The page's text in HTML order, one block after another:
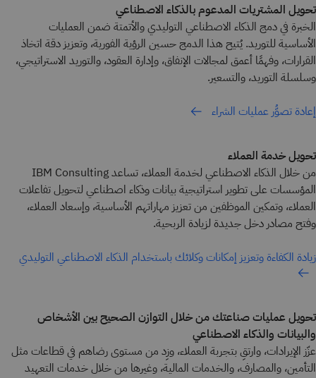
تحويل المشتريات المدعوم بالذكاء الاصطناعي
الخبرة في دمج الذكاء الاصطناعي التوليدي والأتمتة ضمن العمليات
الأساسية للتوريد. يُتيح هذا الدمج حسين الرؤية الفورية، وتعزيز دقة اتخاذ
القرارات، وفهمًا أعمق لمجالات الإنفاق، وإدارة العقود، والتوريد الاستراتيجي،
وسلسلة التوريد، والتسعير.
إعادة تصوُّر عمليات الشراء
تحويل خدمة العملاء
من خلال الذكاء الاصطناعي لخدمة العملاء، تساعد IBM Consulting
المؤسسات على تطوير استراتيجية بيانات وذكاء اصطناعي لتحويل تفاعلات
العملاء، وتمكين الموظفين من تعزيز مهاراتهم الأساسية، وإسعاد العملاء،
وفتح مصادر دخل جديدة لزيادة الربحية.
زيادة الكفاءة وتعزيز إمكانات وكلائك باستخدام الذكاء الاصطناعي التوليدي
تحويل عمليات صناعتك من خلال التوازن الصحيح بين الأشخاص
والبيانات والذكاء الاصطناعي
عزّز الإيرادات، وارتقِ بتجربة العملاء، وزِد من مستوى رضاهم في قطاعات مثل
التأمين، والمصارف، والخدمات المالية، وغيرها من خلال خدمات التعهيد